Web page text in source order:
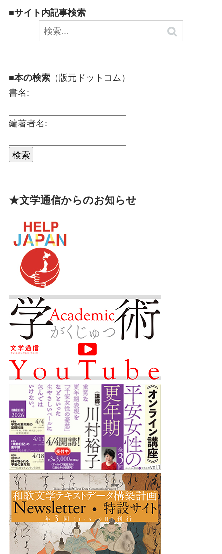
■サイト内記事検索
■本の検索 （版元ドットコム）
書名:
編著者名:
★文学通信からのお知らせ